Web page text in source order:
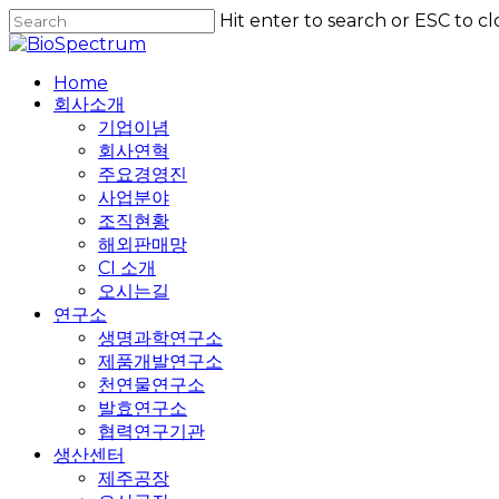
Skip
to
content
Hit enter to search or ESC to
Close
Home
회사소개
기업이념
회사연혁
주요경영진
사업분야
조직현황
해외판매망
CI 소개
오시는길
연구소
생명과학연구소
제품개발연구소
천연물연구소
발효연구소
협력연구기관
생산센터
제주공장